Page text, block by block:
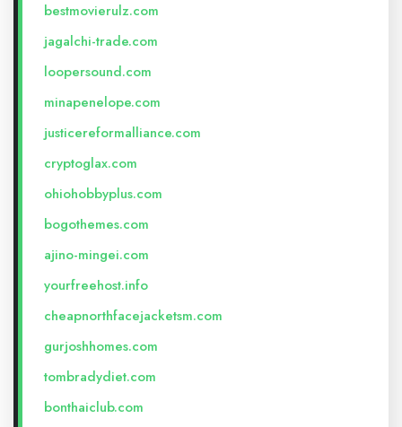
bestmovierulz.com
jagalchi-trade.com
loopersound.com
minapenelope.com
justicereformalliance.com
cryptoglax.com
ohiohobbyplus.com
bogothemes.com
ajino-mingei.com
yourfreehost.info
cheapnorthfacejacketsm.com
gurjoshhomes.com
tombradydiet.com
bonthaiclub.com